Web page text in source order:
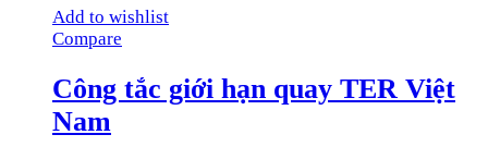
Add to wishlist
Compare
Công tắc giới hạn quay TER Việt
Nam